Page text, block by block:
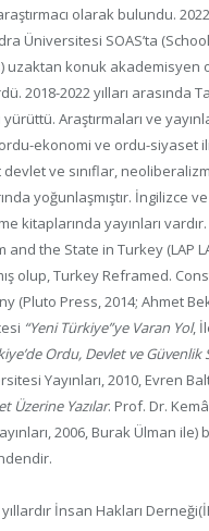
olarak bulundu.
Üniversitesi SOAS’ta
uzaktan konuk akademisyen
2018-2022 yılları arasında
Araştırmaları ve
ekonomi ve ordu-siyaset
ve sınıflar,
yoğunlaşmıştır. İngilizce
kitaplarında yayınları
the State in Turkey (LAP
olup, Turkey Reframed.
(Pluto Press, 2014; Ahmet
“Yeni Türkiye”ye Varan Yol,
Ordu, Devlet ve Güvenlik
Yayınları, 2010, Evren
Üzerine Yazılar. Prof. Dr.
2006, Burak Ülman ile)
İnsan Hakları